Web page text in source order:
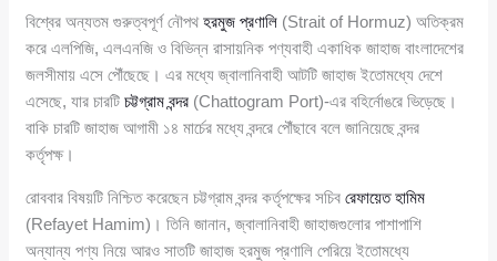
বিশ্বের অন্যতম গুরুত্বপূর্ণ নৌপথহরমুজ প্রণালি (Strait of Hormuz) অতিক্রম
করে এলপিজি, এলএনজি ও বিভিন্ন রাসায়নিক পণ্যবাহী একাধিক জাহাজ বাংলাদেশের
জলসীমায় এসে পৌঁছেছে। এর মধ্যে জ্বালানিবাহী আটটি জাহাজ ইতোমধ্যে দেশে
এসেছে, যার চারটিচট্টগ্রাম বন্দর (Chattogram Port)-এর বহির্নোঙরে ভিড়েছে।
বাকি চারটি জাহাজ আগামী ১৪ মার্চের মধ্যে বন্দরে পৌঁছাবে বলে জানিয়েছে বন্দর
কর্তৃপক্ষ।
রোববার বিষয়টি নিশ্চিত করেছেন চট্টগ্রাম বন্দর কর্তৃপক্ষের সচিবরেফায়েত হামিম
(Refayet Hamim)। তিনি জানান, জ্বালানিবাহী জাহাজগুলোর পাশাপাশি
অন্যান্য পণ্য নিয়ে আরও সাতটি জাহাজ হরমুজ প্রণালি পেরিয়ে ইতোমধ্যে